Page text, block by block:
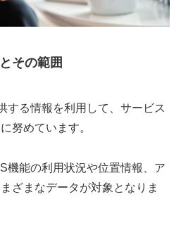
その範囲
する情報を利用して、サービス
努めています。
機能の利用状況や位置情報、ア
ざまなデータが対象となりま